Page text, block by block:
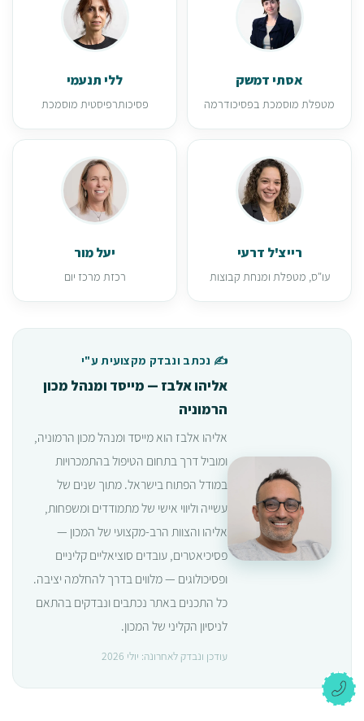
אסתי דמשק
מטפלת מוסמכת בפסיכודרמה
ללי תנעמי
פסיכותרפיסטית מוסמכת
רייצ'ל דרעי
עו"ס, מטפלת ומנחת קבוצות
יעל מור
רכזת מרכז יום
✍️ נכתב ונבדק מקצועית ע"י
אליהו אלבז — מייסד ומנהל מכון
הרמוניה
אליהו אלבז הוא מייסד ומנהל מכון הרמוניה,
ומוביל דרך בתחום הטיפול בהתמכרויות
במודל הפתוח בישראל. מתוך שנים של
עשייה וליווי אישי של מתמודדים ומשפחות,
אליהו והצוות הרב-מקצועי של המכון —
פסיכיאטרים, עובדים סוציאליים קליניים
ופסיכולוגים — מלווים בדרך להחלמה יציבה.
כל התכנים באתר נכתבים ונבדקים בהתאם
לניסיון הקליני של המכון.
עודכן ונבדק לאחרונה: יולי 2026